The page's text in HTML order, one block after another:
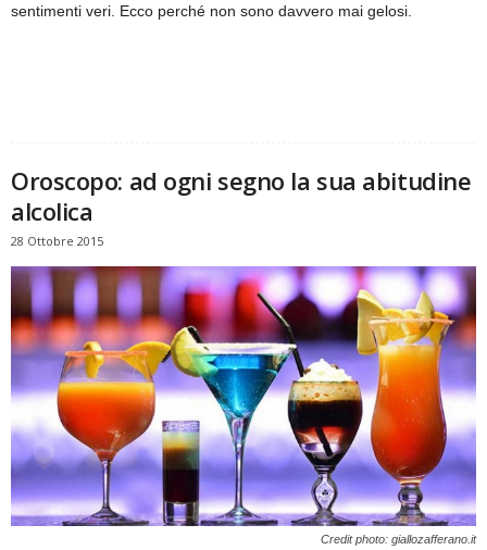
sentimenti veri. Ecco perché non sono davvero mai gelosi.
Oroscopo: ad ogni segno la sua abitudine
alcolica
28 Ottobre 2015
Credit photo: giallozafferano.it